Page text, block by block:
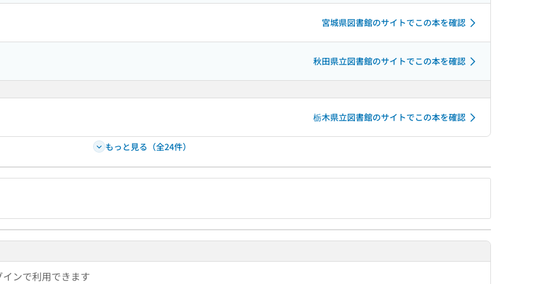
宮城県図書館のサイトでこの本を確認
秋田県立図書館のサイトでこの本を確認
栃木県立図書館のサイトでこの本を確認
もっと見る（全24件）
ンで利用できます